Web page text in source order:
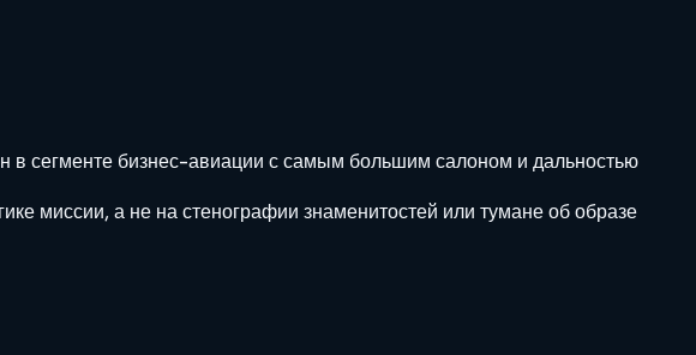
в сегменте бизнес-авиации с самым большим салоном и дальностью
миссии, а не на стенографии знаменитостей или тумане об образе